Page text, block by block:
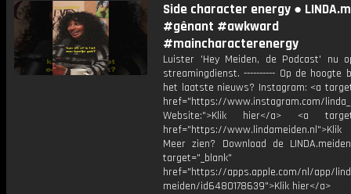
Side character energy ●
#gênant #awkward
#maincharacterenergy
Luister 'Hey Meiden, de Podcast' nu
streamingdienst. ---------- Op de hoogte
het laatste nieuws? Instagram: <a
href="https://www.instagram.com/
Website:">Klik hier</a> <a
href="https://
Meer zien? Download de
target="_blank"
href="https://apps.apple.com/nl/app/
meiden/id6480178639">Klik hier</a>